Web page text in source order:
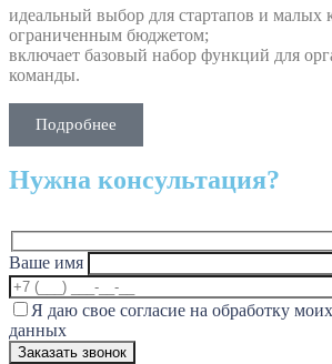
идеальный выбор для стартапов и малых
ограниченным бюджетом;
включает базовый набор функций для
команды.
Подробнее
Нужна консультация?
Ваше имя
Я даю свое согласие на обработку
данных